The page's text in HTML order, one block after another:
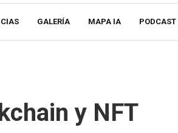
GALERÍA MAPA IA PODCAST
y NFT